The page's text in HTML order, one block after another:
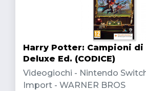
Harry Potter: Campioni
Deluxe Ed. (CODICE)
Videogiochi - Nintendo
Import - WARNER BROS